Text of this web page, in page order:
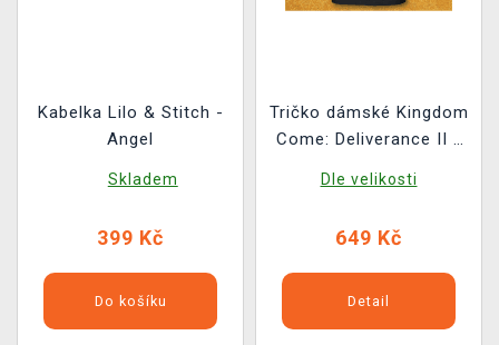
Kabelka Lilo & Stitch -
Angel
Skladem
399 Kč
Do košíku
Tričko dámské Kingdom
Come: Deliverance II -
Dle velikosti
649 Kč
Detail